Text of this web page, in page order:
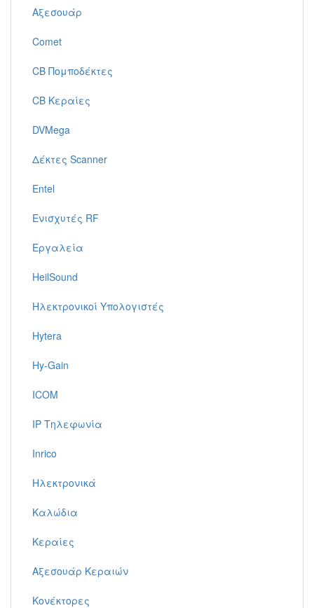
Αξεσουάρ
Comet
CB Πομποδέκτες
CB Κεραίες
DVMega
Δέκτες Scanner
Entel
Ενισχυτές RF
Εργαλεία
HeilSound
Ηλεκτρονικοί Υπολογιστές
Hytera
Hy-Gain
ICOM
IP Τηλεφωνία
Inrico
Ηλεκτρονικά
Καλώδια
Κεραίες
Αξεσουάρ Κεραιών
Κονέκτορες